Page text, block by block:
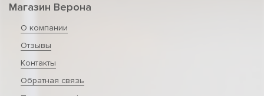
Магазин Верона
О компании
Отзывы
Контакты
Обратная связь